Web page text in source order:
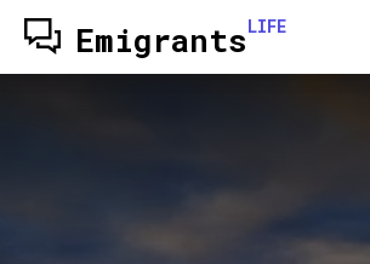
EmigrantsLIFE